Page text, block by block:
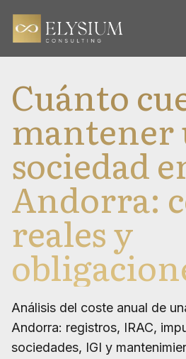
Cuánto
mantener
sociedad
Andorra:
reales y
Análisis del coste anual de
Andorra: registros, IRAC,
sociedades, IGI y